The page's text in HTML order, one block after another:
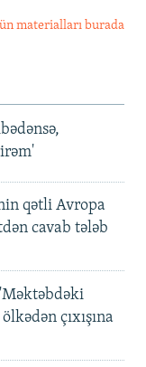
materialları burada
qətli Avropa
cavab tələb
'Məktəbdəki
çıxışına